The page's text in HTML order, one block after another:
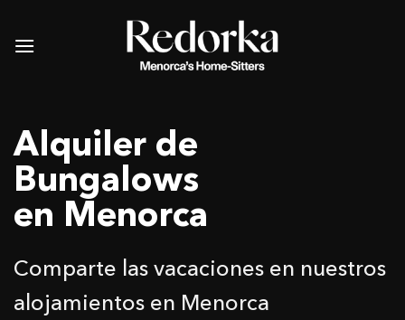
contenido
Alquiler de
Bungalows
en Menorca
Comparte las vacaciones en nuestros
alojamientos en Menorca